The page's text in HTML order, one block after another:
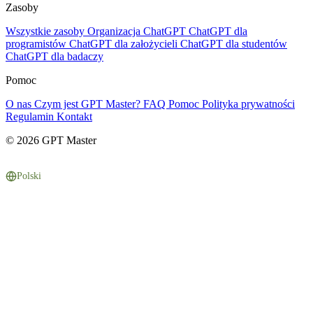
Zasoby
Wszystkie zasoby Organizacja ChatGPT ChatGPT dla
programistów ChatGPT dla założycieli ChatGPT dla studentów
ChatGPT dla badaczy
Pomoc
O nas Czym jest GPT Master? FAQ Pomoc Polityka prywatności
Regulamin Kontakt
© 2026 GPT Master
Polski